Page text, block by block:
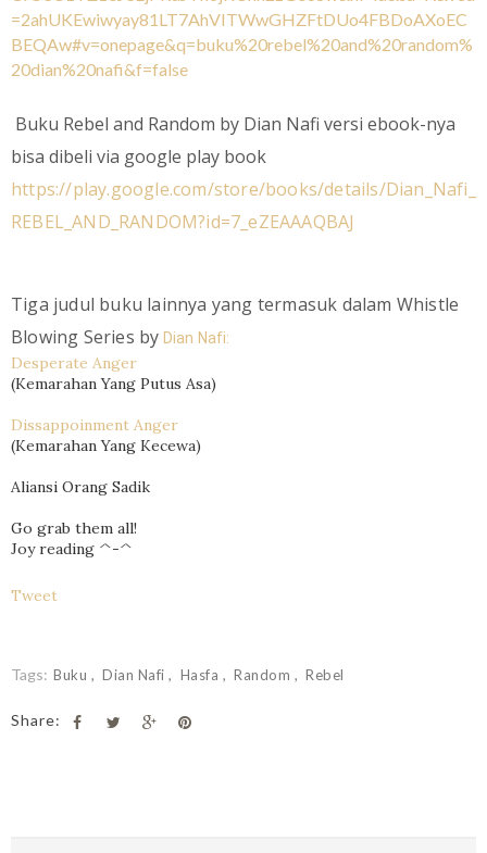
=2ahUKEwiwyay81LT7AhVITWwGHZFtDUo4FBDoAXoEC
BEQAw#v=onepage&q=buku%20rebel%20and%20random%
20dian%20nafi&f=false
Buku Rebel and Random by Dian Nafi versi ebook-nya
bisa dibeli via google play book
https://play.google.com/store/books/details/Dian_Nafi_
REBEL_AND_RANDOM?id=7_eZEAAAQBAJ
Tiga judul buku lainnya yang termasuk dalam Whistle
Blowing Series by Dian Nafi:
Desperate Anger
(Kemarahan Yang Putus Asa)
Dissappoinment Anger
(Kemarahan Yang Kecewa)
Aliansi Orang Sadik
Go grab them all!
Joy reading ^-^
Tweet
Tags: Buku Dian Nafi Hasfa Random Rebel
Share: